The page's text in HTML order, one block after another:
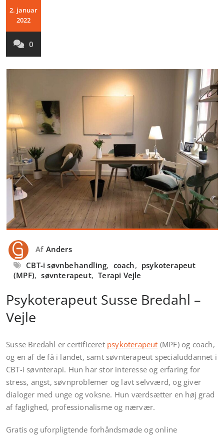
2. januar
2022
0
Af Anders
CBT-i søvnbehandling, coach, psykoterapeut
(MPF), søvnterapeut, Terapi Vejle
Psykoterapeut Susse Bredahl –
Vejle
Susse Bredahl er certificeret psykoterapeut (MPF) og coach,
og en af ​​de få i landet, samt søvnterapeut specialuddannet i
CBT-i søvnterapi. Hun har stor interesse og erfaring for
stress, angst, søvnproblemer og lavt selvværd, og giver
dialoger med unge og voksne. Hun værdsætter en høj grad
af faglighed, professionalisme og nærvær.
Gratis og uforpligtende forhåndsmøde og online